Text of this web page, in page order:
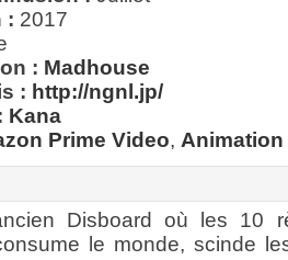
: 2017
: Madhouse
: http://ngnl.jp/
Kana
Prime Video,
Disboard où les 10
le monde, scinde